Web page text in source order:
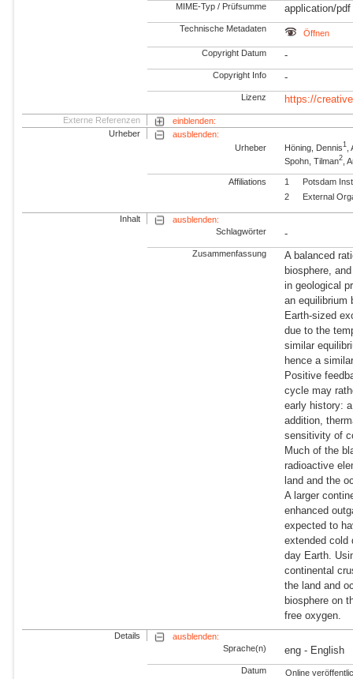
MIME-Typ / Prüfsumme application/pdf
Technische Metadaten Öffnen
Copyright Datum -
Copyright Info -
Lizenz https://
Externe Referenzen
einblenden:
Urheber
ausblenden:
Urheber
Höning, Dennis1
Spohn, Tilman2 ,
Affiliations 1
Potsdam
2
External
Inhalt
ausblenden:
Schlagwörter
-
Zusammenfassung
A balanced
biosphere,
in geological
an equilibrium
Earth-sized
due to the
similar
hence a
Positive
cycle may
early history:
addition,
sensitivity of
Much of the
radioactive
land and the
A larger
enhanced
expected to
extended cold
day Earth.
continental
the land and
biosphere on
free oxygen.
Details
ausblenden:
Sprache(n)
eng - English
Datum
Online